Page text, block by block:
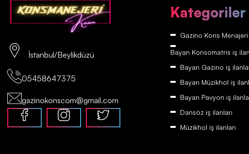
İstanbul/Beylikdüzü
05458647375
gazinokonscom@gmail.com
Kategoriler
Gazino Kons Menajeri
Bayan Konsomatris iş
Bayan Gazino iş
Bayan Müzikhol iş
Bayan Pavyon iş
Dansöz iş ilanları
Müzikhol iş ilanları